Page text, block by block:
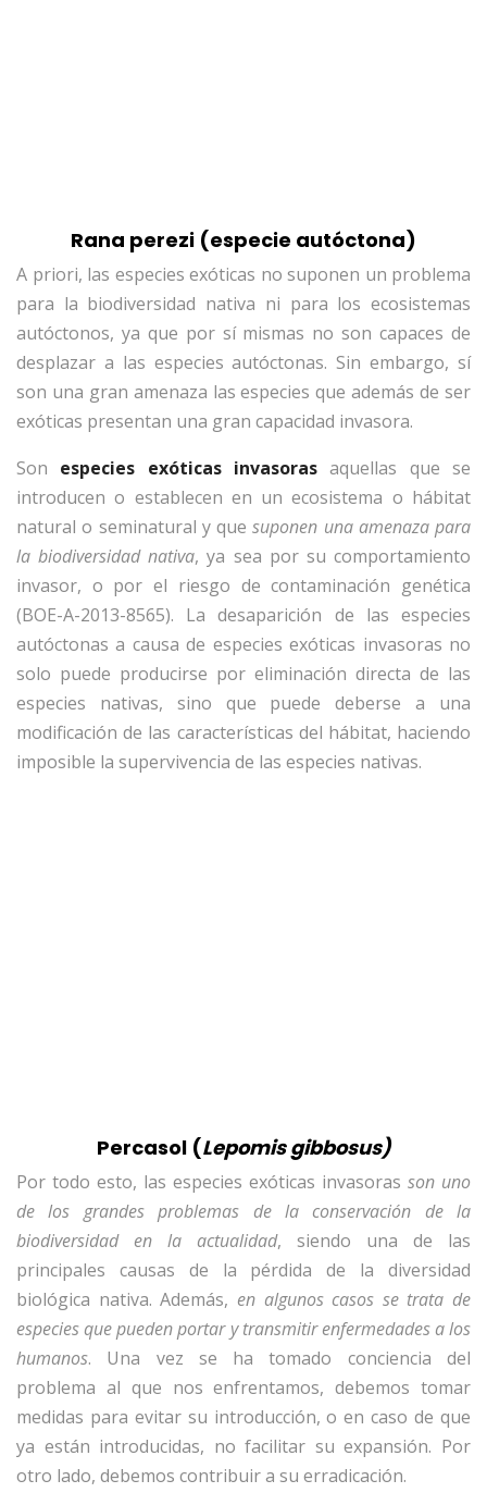
Rana perezi (especie autóctona)
A priori, las especies exóticas no suponen un problema
para la biodiversidad nativa ni para los ecosistemas
autóctonos, ya que por sí mismas no son capaces de
desplazar a las especies autóctonas. Sin embargo, sí
son una gran amenaza las especies que además de ser
exóticas presentan una gran capacidad invasora.
Son especies exóticas invasoras aquellas que se
introducen o establecen en un ecosistema o hábitat
natural o seminatural y que suponen una amenaza para
la biodiversidad nativa, ya sea por su comportamiento
invasor, o por el riesgo de contaminación genética
(BOE-A-2013-8565). La desaparición de las especies
autóctonas a causa de especies exóticas invasoras no
solo puede producirse por eliminación directa de las
especies nativas, sino que puede deberse a una
modificación de las características del hábitat, haciendo
imposible la supervivencia de las especies nativas.
Percasol (Lepomis gibbosus)
Por todo esto, las especies exóticas invasoras son uno
de los grandes problemas de la conservación de la
biodiversidad en la actualidad, siendo una de las
principales causas de la pérdida de la diversidad
biológica nativa. Además, en algunos casos se trata de
especies que pueden portar y transmitir enfermedades a los
humanos. Una vez se ha tomado conciencia del
problema al que nos enfrentamos, debemos tomar
medidas para evitar su introducción, o en caso de que
ya están introducidas, no facilitar su expansión. Por
otro lado, debemos contribuir a su erradicación.